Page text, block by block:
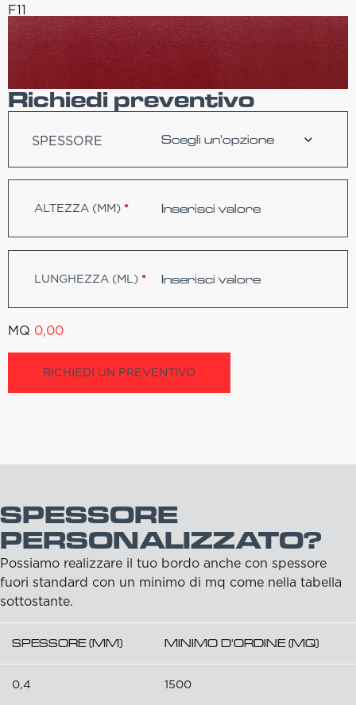
F11
Richiedi preventivo
SPESSORE
ALTEZZA (MM) *
LUNGHEZZA (ML) *
MQ 0,00
RICHIEDI UN PREVENTIVO
SPESSORE
PERSONALIZZATO?
Possiamo realizzare il tuo bordo anche con spessore
fuori standard con un minimo di mq come nella tabella
sottostante.
SPESSORE (MM) MINIMO D'ORDINE (MQ)
0,4 1500